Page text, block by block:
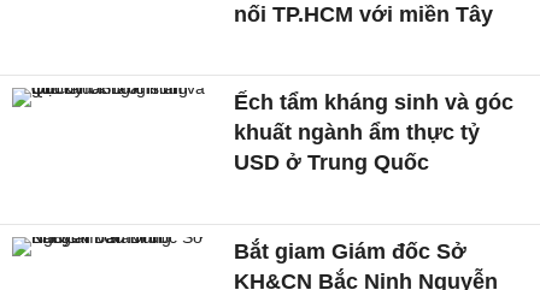
nối TP.HCM với miền Tây
Ếch tẩm kháng sinh và góc
khuất ngành ẩm thực tỷ
USD ở Trung Quốc
Bắt giam Giám đốc Sở
KH&CN Bắc Ninh Nguyễn